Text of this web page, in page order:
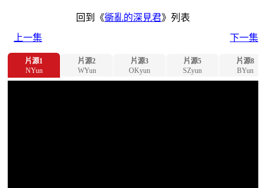
回到《衚亂的深見君》列表
上一集
下一集
片源1
NYun
片源2
WYun
片源3
OKyun
片源5
SZyun
片源8
BYun